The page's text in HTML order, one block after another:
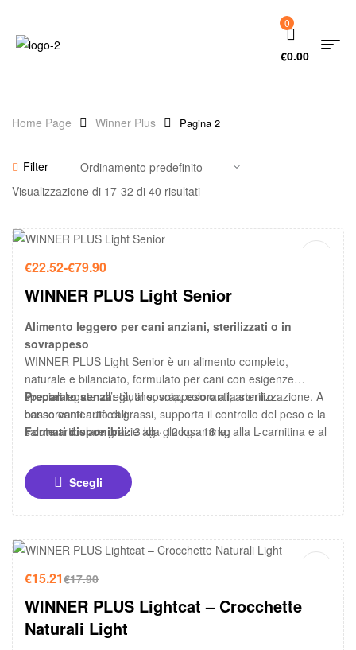
0
€0.00
Home Page Winner Plus Pagina 2
Filter
Visualizzazione di 17-32 di 40 risultati
-15%
€22.52-€79.90
WINNER PLUS Light Senior
Alimento leggero per cani anziani, sterilizzati o in
sovrappeso
WINNER PLUS Light Senior è un alimento completo,
naturale e bilanciato, formulato per cani con esigenze
speciali legate all’età, al sovrappeso o alla sterilizzazione. A
basso contenuto di grassi, supporta il controllo del peso e la
salute articolare grazie alla glucosamina, alla L-carnitina e al
Preparato senza:glutine, soia, coloranti, aromi o
conservanti artificiali.
Formati disponibili:3 kg · 12 kg · 18 kg
Scegli
-15%
€17.90
€15.21
WINNER PLUS Lightcat – Crocchette
Naturali Light